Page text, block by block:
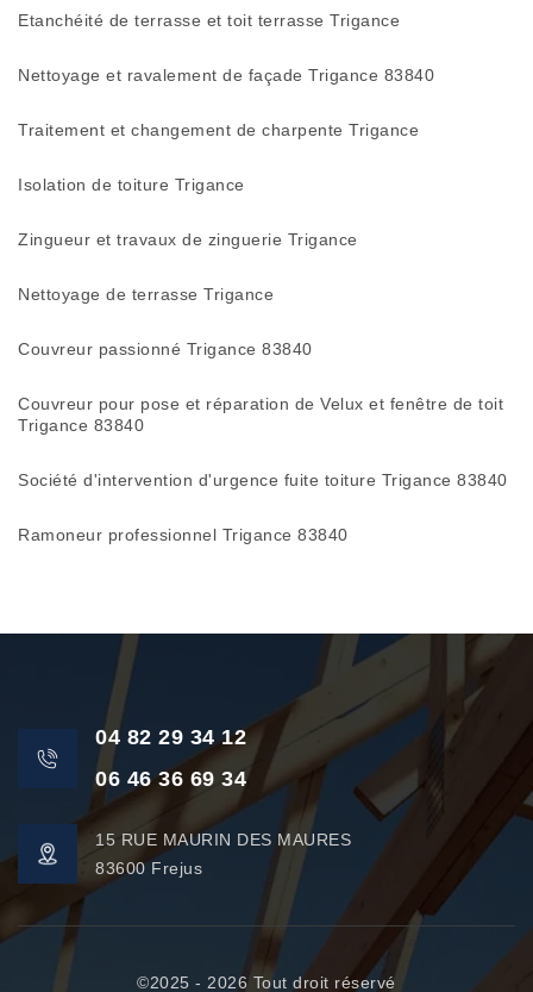
Etanchéité de terrasse et toit terrasse Trigance
Nettoyage et ravalement de façade Trigance 83840
Traitement et changement de charpente Trigance
Isolation de toiture Trigance
Zingueur et travaux de zinguerie Trigance
Nettoyage de terrasse Trigance
Couvreur passionné Trigance 83840
Couvreur pour pose et réparation de Velux et fenêtre de toit
Trigance 83840
Société d'intervention d'urgence fuite toiture Trigance 83840
Ramoneur professionnel Trigance 83840
04 82 29 34 12
06 46 36 69 34
15 RUE MAURIN DES MAURES
83600 Frejus
©2025 - 2026 Tout droit réservé